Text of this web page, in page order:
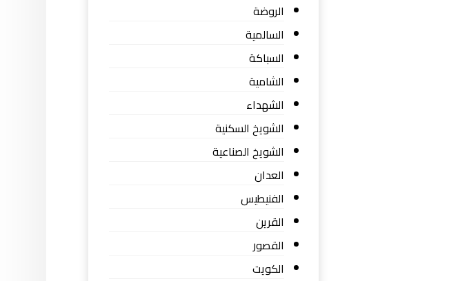
الروضة
السالمية
السباكة
الشامية
الشهداء
الشويخ السكنية
الشويخ الصناعية
العدان
الفنيطيس
القرين
القصور
الكويت